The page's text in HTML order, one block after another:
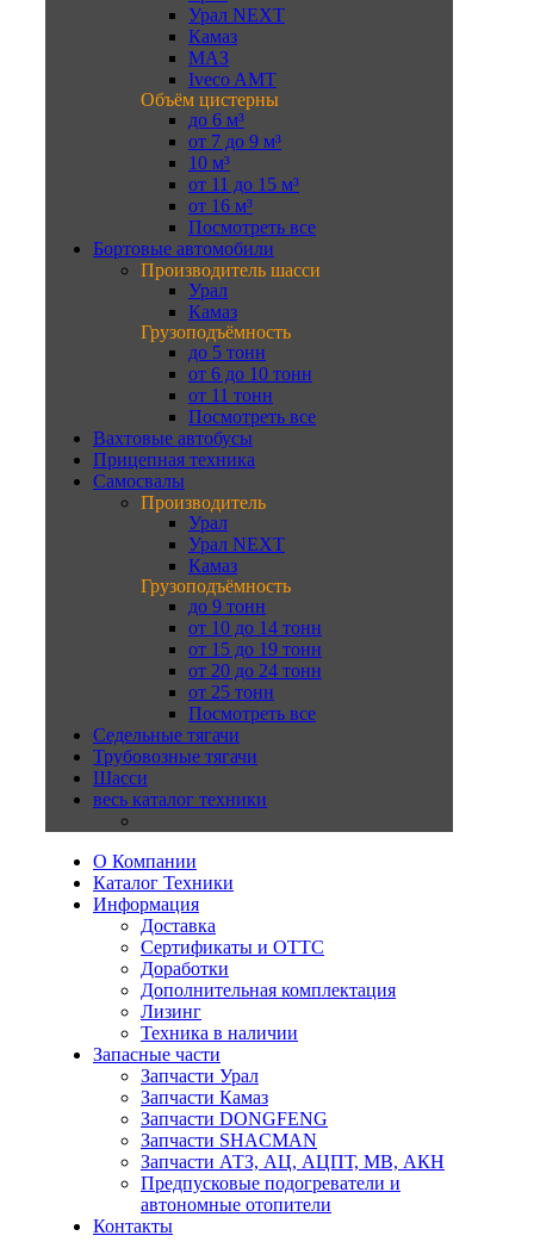
Урал NEXT
Камаз
МАЗ
Iveco AMT
Объём цистерны
до 6 м³
от 7 до 9 м³
10 м³
от 11 до 15 м³
от 16 м³
Посмотреть все
Бортовые автомобили
Производитель шасси
Урал
Камаз
Грузоподъёмность
до 5 тонн
от 6 до 10 тонн
от 11 тонн
Посмотреть все
Вахтовые автобусы
Прицепная техника
Самосвалы
Производитель
Урал
Урал NEXT
Камаз
Грузоподъёмность
до 9 тонн
от 10 до 14 тонн
от 15 до 19 тонн
от 20 до 24 тонн
от 25 тонн
Посмотреть все
Седельные тягачи
Трубовозные тягачи
Шасси
весь каталог техники
О Компании
Каталог Техники
Информация
Доставка
Сертификаты и ОТТС
Доработки
Дополнительная комплектация
Лизинг
Техника в наличии
Запасные части
Запчасти Урал
Запчасти Камаз
Запчасти DONGFENG
Запчасти SHACMAN
Запчасти АТЗ, АЦ, АЦПТ, МВ, АКН
Предпусковые подогреватели и
автономные отопители
Контакты